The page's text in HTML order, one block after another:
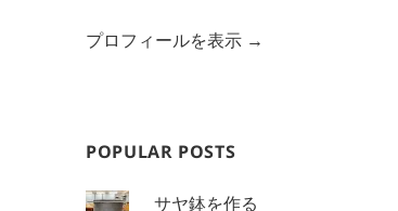
プロフィールを表示 →
POPULAR POSTS
サヤ鉢を作る